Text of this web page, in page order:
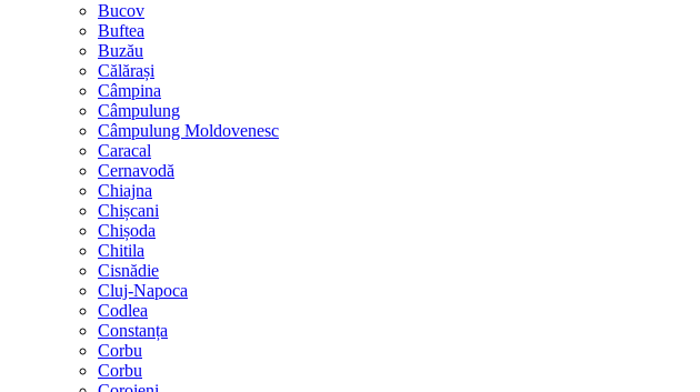
Bucov
Buftea
Buzău
Călărași
Câmpina
Câmpulung
Câmpulung Moldovenesc
Caracal
Cernavodă
Chiajna
Chișcani
Chișoda
Chitila
Cisnădie
Cluj-Napoca
Codlea
Constanța
Corbu
Corbu